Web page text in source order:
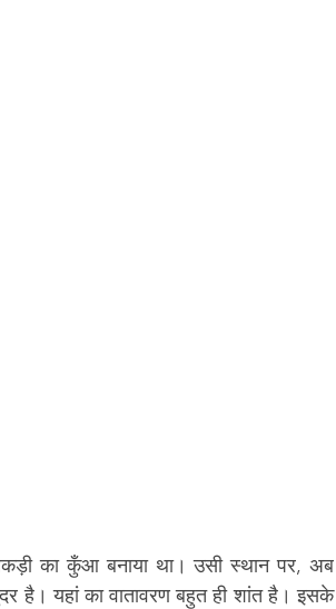
का कुँआ बनाया था। उसी स्थान पर, अब
है। यहां का वातावरण बहुत ही शांत है। इसके